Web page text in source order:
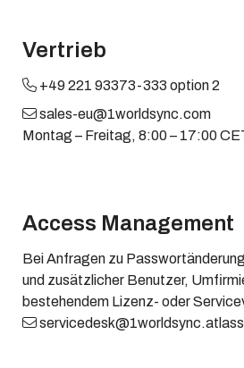
Vertrieb
+49 221 93373-333 option 2
sales-eu@1worldsync.com
Montag – Freitag, 8:00 – 17:00
Access Management
Bei Anfragen zu
und zusätzlicher Benutzer,
bestehendem Lizenz- oder